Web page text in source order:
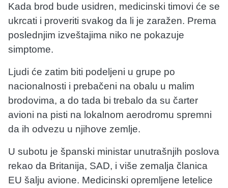
Kada brod bude usidren, medicinski timovi će se
ukrcati i proveriti svakog da li je zaražen. Prema
poslednjim izveštajima niko ne pokazuje
simptome.
Ljudi će zatim biti podeljeni u grupe po
nacionalnosti i prebačeni na obalu u malim
brodovima, a do tada bi trebalo da su čarter
avioni na pisti na lokalnom aerodromu spremni
da ih odvezu u njihove zemlje.
U subotu je španski ministar unutrašnjih poslova
rekao da Britanija, SAD, i više zemalja članica
EU šalju avione. Medicinski opremljene letelice